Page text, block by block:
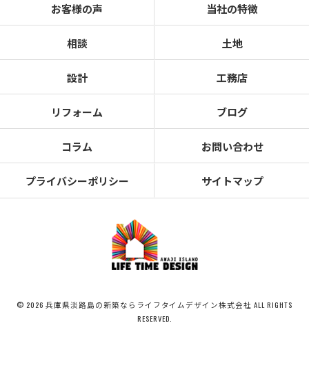
お客様の声 当社の特徴
相談 土地
設計 工務店
リフォーム ブログ
コラム お問い合わせ
プライバシーポリシー サイトマップ
© 2026 兵庫県淡路島の新築ならライフタイムデザイン株式会社 ALL RIGHTS
RESERVED.